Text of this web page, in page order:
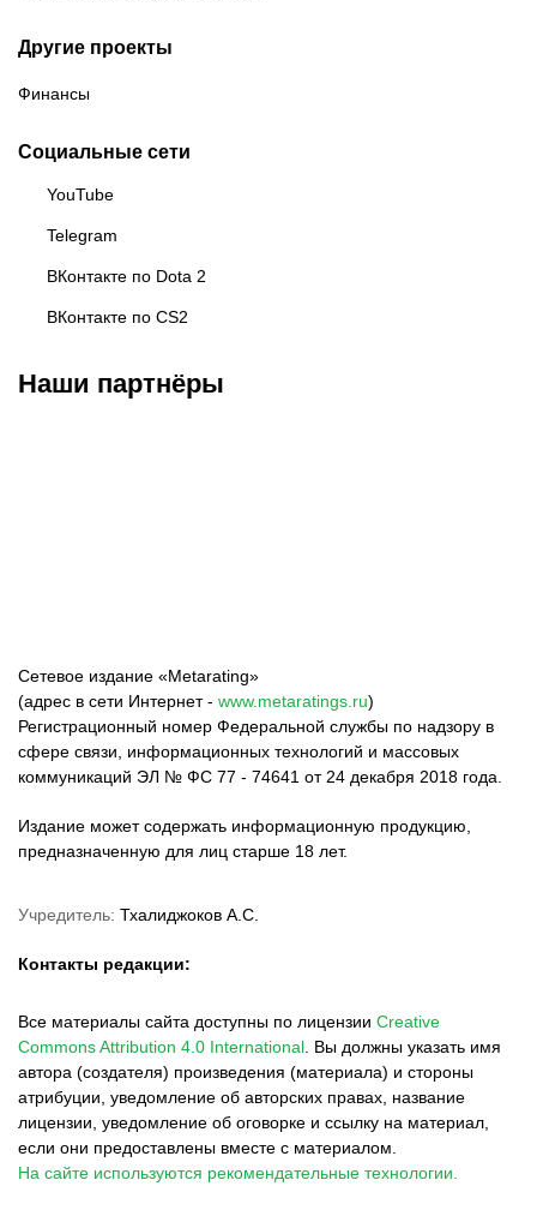
Другие проекты
Финансы
Социальные сети
YouTube
Telegram
ВКонтакте по Dota 2
ВКонтакте по CS2
Наши партнёры
Сетевое издание «Metarating»
(адрес в сети Интернет - www.metaratings.ru)
Регистрационный номер Федеральной службы по надзору в
сфере связи, информационных технологий и массовых
коммуникаций ЭЛ № ФС 77 - 74641 от 24 декабря 2018 года.
Издание может содержать информационную продукцию,
предназначенную для лиц старше 18 лет.
Учредитель: Тхалиджоков А.С.
Контакты редакции:
Все материалы сайта доступны по лицензии Creative
Commons Attribution 4.0 International Вы должны указать имя
автора (создателя) произведения (материала) и стороны
атрибуции, уведомление об авторских правах, название
лицензии, уведомление об оговорке и ссылку на материал,
если они предоставлены вместе с материалом.
На сайте используются рекомендательные технологии.